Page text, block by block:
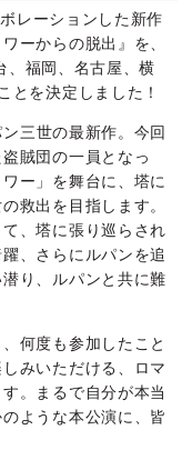
レーションした新作
ーからの脱出』を、
、福岡、名古屋、横
とを決定しました！
三世の最新作。今回
賊団の一員となっ
ー」を舞台に、塔に
救出を目指します。
、塔に張り巡らされ
、さらにルパンを追
り、ルパンと共に難
何度も参加したこと
みいただける、ロマ
。まるで自分が本当
ような本公演に、皆